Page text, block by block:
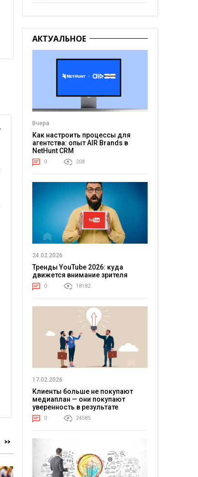
АКТУАЛЬНОЕ
Вчера
Как настроить процессы для
агентства: опыт AIR Brands в
NetHunt CRM
0 208
24.02.2026
Тренды YouTube 2026: куда
движется внимание зрителя
0 18182
17.02.2026
Клиенты больше не покупают
медиаплан — они покупают
уверенность в результате
0 24585